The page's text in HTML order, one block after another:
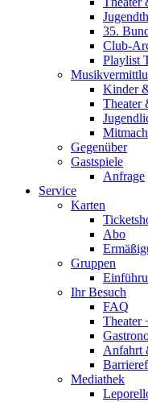
35.
Club-
Playlist
Kinder
Theater
Gegenüber
Gastspiele
Anfrage
Service
Karten
Abo
Gruppen
Ihr Besuch
FAQ
Theater
Anfahrt
Mediathek